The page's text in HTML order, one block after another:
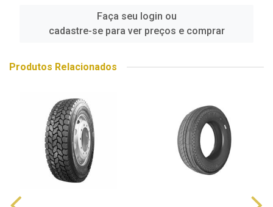
Faça seu login ou
cadastre-se para ver preços e comprar
Produtos Relacionados